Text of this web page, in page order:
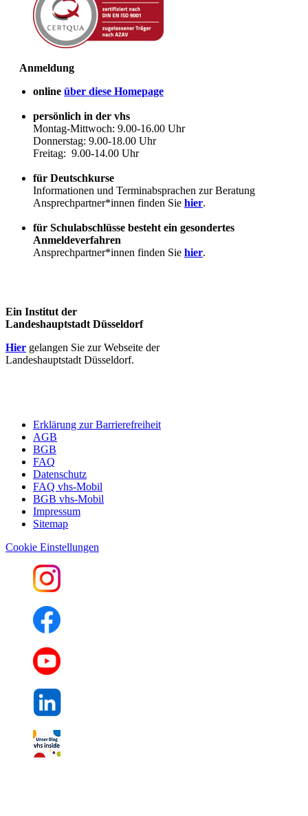
Anmeldung
online über diese Homepage
persönlich in der vhs
Montag-Mittwoch: 9.00-16.00 Uhr
Donnerstag: 9.00-18.00 Uhr
Freitag: 9.00-14.00 Uhr
für Deutschkurse
Informationen und Terminabsprachen zur Beratung
Ansprechpartner*innen finden Sie hier.
für Schulabschlüsse besteht ein gesondertes
Anmeldeverfahren
Ansprechpartner*innen finden Sie hier.
Ein Institut der
Landeshauptstadt Düsseldorf
Hier gelangen Sie zur Webseite der
Landeshauptstadt Düsseldorf.
Erklärung zur Barrierefreiheit
AGB
BGB
FAQ
Datenschutz
FAQ vhs-Mobil
BGB vhs-Mobil
Impressum
Sitemap
Cookie Einstellungen